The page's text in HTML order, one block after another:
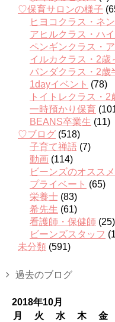
♡保育サロンの様子
ヒヨコクラス・ネ
アヒルクラス・ハ
ペンギンクラス・
イルカクラス・2歳
パンダクラス・2歳
1dayイベント (78)
トイトレクラス・2
一時預かり保育
BEANS卒業生 (11)
♡ブログ (518)
子育て禅語 (7)
動画 (114)
ビーンズのオススメ
プライベート (65)
栄養士 (83)
希先生 (61)
看護師・保健師 (25)
ビーンズスタッフ
未分類 (591)
過去のブログ
2018年10月
月
火 水 木 金